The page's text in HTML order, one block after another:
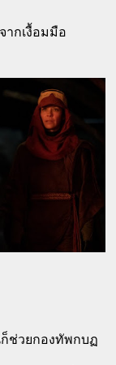
ากเงื้อมมือ
ช่วยกองทัพกบฏ